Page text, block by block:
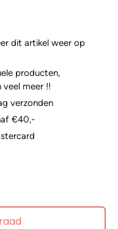
dit artikel weer op
producten,
veel meer !!
verzonden
€40,-